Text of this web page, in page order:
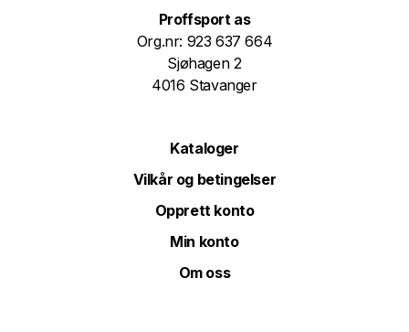
Proffsport as
Org.nr: 923 637 664
Sjøhagen 2
4016 Stavanger
Kataloger
Vilkår og betingelser
Opprett konto
Min konto
Om oss